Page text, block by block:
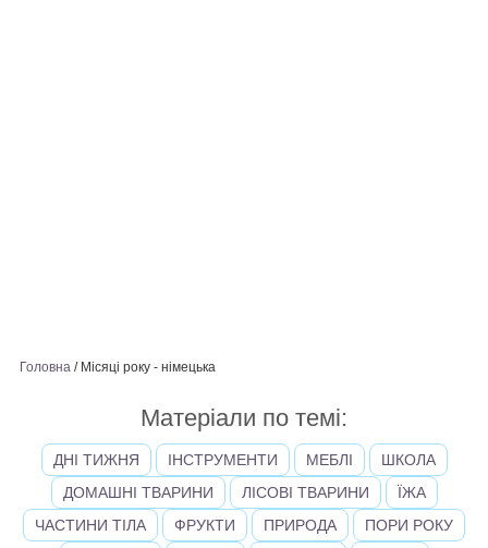
Головна / Місяці року - німецька
Матеріали по темі:
ДНІ ТИЖНЯ ІНСТРУМЕНТИ МЕБЛІ
ШКОЛА
ДОМАШНІ ТВАРИНИ
ЛІСОВІ ТВАРИНИ
ЇЖА
ЧАСТИНИ ТІЛА
ФРУКТИ ПРИРОДА
ПОРИ РОКУ